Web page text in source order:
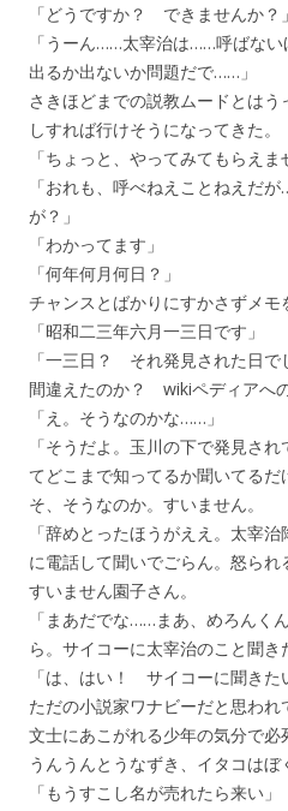
「どうですか？ できませんか？」
「うーん……太宰治は……呼ばない
出るか出ないか問題だで……」
さきほどまでの説教ムードとは
しすれば行けそうになってきた。
「ちょっと、やってみてもらえま
「おれも、呼べねえことねえだ
が？」
「わかってます」
「何年何月何日？」
チャンスとばかりにすかさずメモ
「昭和二三年六月一三日です」
「一三日？ それ発見された日で
間違えたのか？ wikiペディアへの
「え。そうなのかな……」
「そうだよ。玉川の下で発見さ
てどこまで知ってるか聞いてるだ
そ、そうなのか。すいません。
「辞めとったほうがええ。太宰
に電話して聞いでごらん。怒られ
すいません園子さん。
「まあだでな……まあ、めろんく
ら。サイコーに太宰治のこと聞き
「は、はい！ サイコーに聞きた
ただの小説家ワナビーだと思われ
文士にあこがれる少年の気分で必
うんうんとうなずき、イタコはぼ
「もうすこし名が売れたら来い」